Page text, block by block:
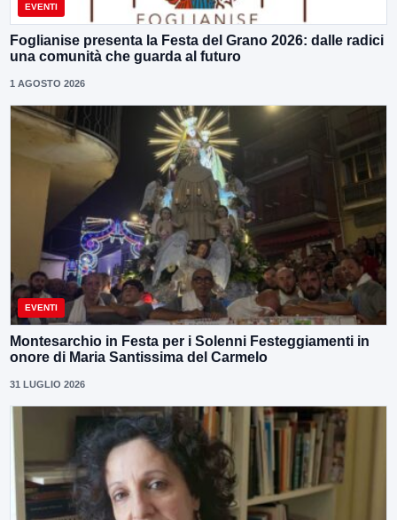
EVENTI
Foglianise presenta la Festa del Grano 2026: dalle radici
una comunità che guarda al futuro
1 AGOSTO 2026
EVENTI
Montesarchio in Festa per i Solenni Festeggiamenti in
onore di Maria Santissima del Carmelo
31 LUGLIO 2026